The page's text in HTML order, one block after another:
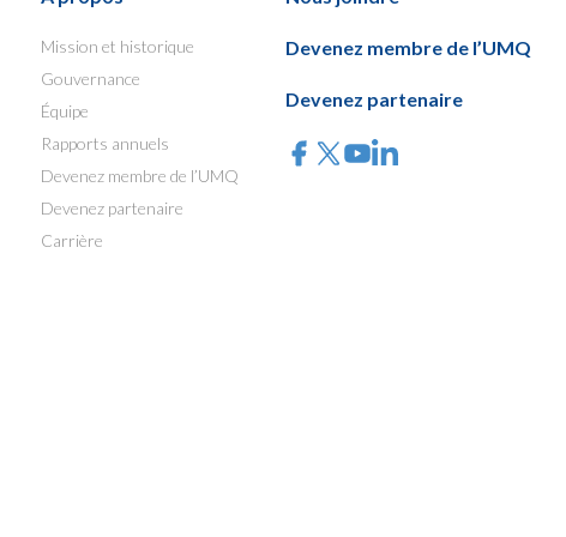
Mission et historique
Gouvernance
Équipe
Rapports annuels
Devenez membre de l’UMQ
Devenez partenaire
Carrière
Devenez membre de l’UMQ
Devenez partenaire